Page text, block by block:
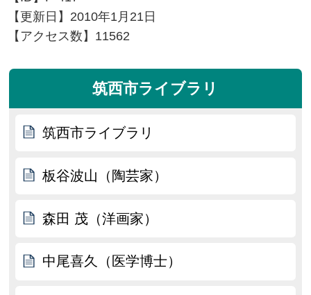
【更新日】 2010年1月21日
【アクセス数】 11562
筑西市ライブラリ
筑西市ライブラリ
板谷波山（陶芸家）
森田 茂（洋画家）
中尾喜久（医学博士）